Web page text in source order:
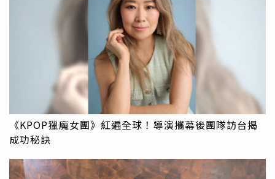
《KPOP獵魔女團》紅遍全球！導演攜幕後團隊訪台揭
成功秘訣